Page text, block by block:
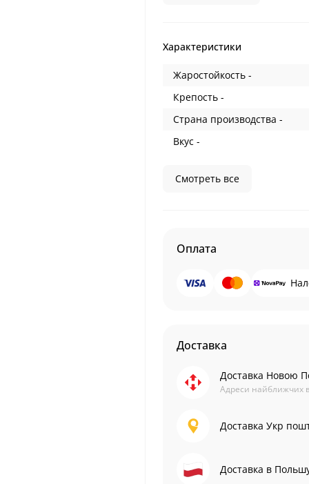
Характеристики
Жаростойкость -
Крепость -
Страна производства -
Вкус -
Смотреть все
Оплата
Доставка
Доставка Новою
Адреси найближчих
Доставка Укр
Доставка в